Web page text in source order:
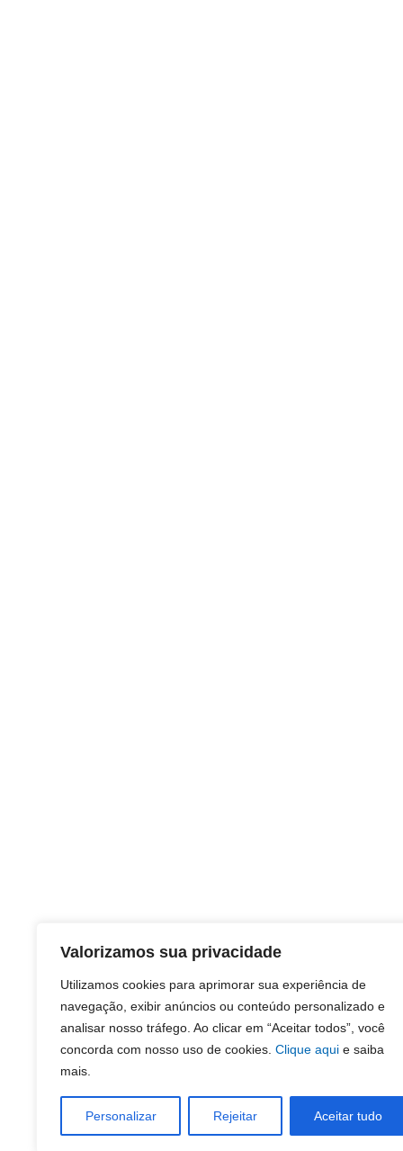
Valorizamos sua privacidade
Utilizamos cookies para aprimorar sua experiência de
navegação, exibir anúncios ou conteúdo personalizado e
analisar nosso tráfego. Ao clicar em “Aceitar todos”, você
concorda com nosso uso de cookies. Clique aqui e saiba
mais.
Personalizar Rejeitar Aceitar tudo